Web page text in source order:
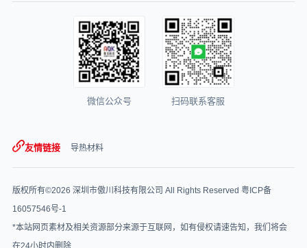
友情链接 导热材料
版权所有©2026 深圳市傲川科技有限公司 All Rights Reserved 粤ICP备
16057546号-1
*本站网页素材及相关资源部分来源于互联网，如有侵权请速告知，我们将会
在24小时内删除
微信公众号 扫码联系客服